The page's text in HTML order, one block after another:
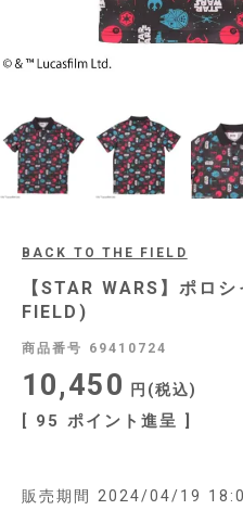
BACK TO THE FIELD
【STAR WARS】ポロ
FIELD)
商品番号 69410724
10,450 税込
[ 95 ポイント進呈 ]
販売期間 2024/04/19